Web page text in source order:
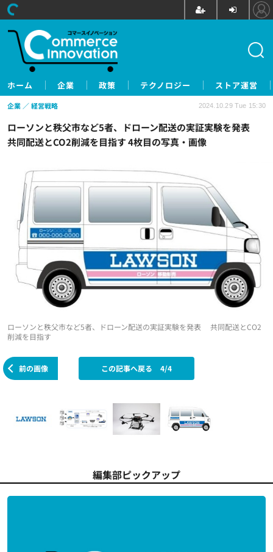
ホーム 企業 政策 テクノロジー ストア運営
ローソンと秩父市など5者、ドローン配送の実証実験を発表
共同配送とCO2削減を目指す 4枚目の写真・画像
企業 経営戦略 2024.10.29 Tue 15:30
ローソンと秩父市など5者、ドローン配送の実証実験を発表 共同配送とCO2
削減を目指す
前の画像 この記事へ戻る 4/4
編集部ピックアップ